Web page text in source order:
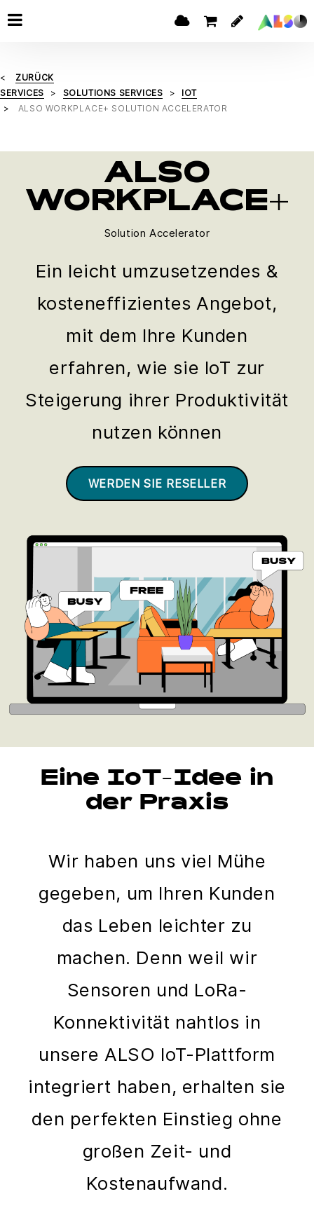
ZURÜCK
SERVICES
SOLUTIONS SERVICES
IOT
ALSO WORKPLACE+ SOLUTION ACCELERATOR
ALSO
WORKPLACE+
Solution Accelerator
Ein leicht umzusetzendes &
kosteneffizientes Angebot,
mit dem Ihre Kunden
erfahren, wie sie IoT zur
Steigerung ihrer Produktivität
nutzen können
WERDEN SIE RESELLER
Eine IoT-Idee in
der Praxis
Wir haben uns viel Mühe
gegeben, um Ihren Kunden
das Leben leichter zu
machen. Denn weil wir
Sensoren und LoRa-
Konnektivität nahtlos in
unsere ALSO IoT-Plattform
integriert haben, erhalten sie
den perfekten Einstieg ohne
großen Zeit- und
Kostenaufwand.